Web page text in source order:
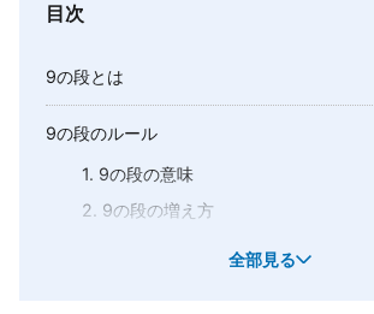
目次
9の段とは
9の段のルール
1. 9の段の意味
2. 9の段の増え方
全部見る